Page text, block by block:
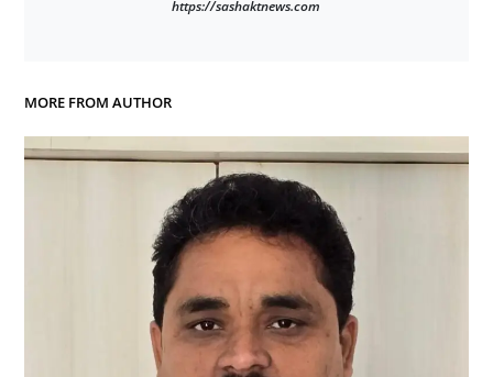
https://sashaktnews.com
MORE FROM AUTHOR